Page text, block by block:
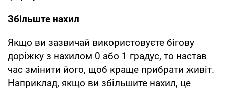
Збільште нахил
Якщо ви зазвичай використовуєте бігову
доріжку з нахилом 0 або 1 градус, то настав
час змінити його, щоб краще прибрати живіт.
Наприклад, якщо ви збільшите нахил, це